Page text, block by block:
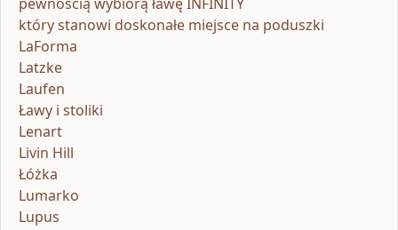
który stanowi doskonałe miejsce na poduszki
LaForma
Latzke
Laufen
Ławy i stoliki
Lenart
Livin Hill
Łóżka
Lumarko
Lupus